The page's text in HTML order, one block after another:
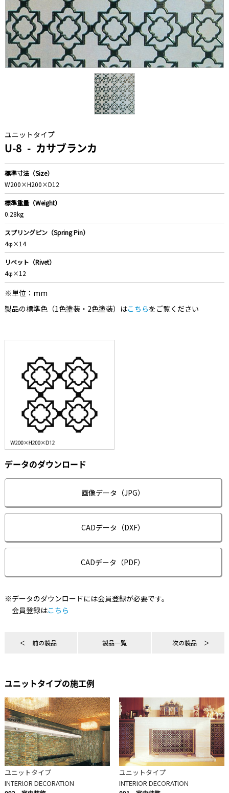
ユニットタイプ
U-8 カサブランカ
標準寸法（Size）
W200×H200×D12
標準重量（Weight）
0.28kg
スプリングピン（Spring Pin）
4φ×14
リベット（Rivet）
4φ×12
※単位：mm
製品の標準色（1色塗装・2色塗装）はこちらをご覧ください
データのダウンロード
画像データ（JPG）
CADデータ（DXF）
CADデータ（PDF）
※データのダウンロードには会員登録が必要です。
会員登録はこちら
前の製品 製品一覧 次の製品
ユニットタイプの施工例
ユニットタイプ
INTERlOR DECORATlON
ユニットタイプ
INTERlOR DECORATlON